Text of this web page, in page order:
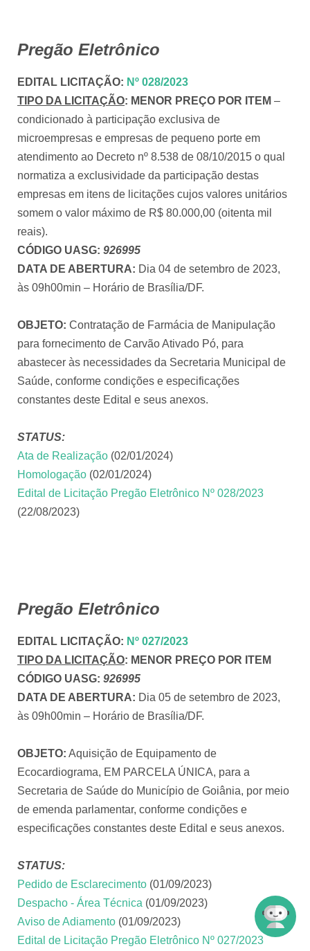
Pregão Eletrônico
EDITAL LICITAÇÃO: Nº 028/2023
TIPO DA LICITAÇÃO: MENOR PREÇO POR ITEM –
condicionado à participação exclusiva de
microempresas e empresas de pequeno porte em
atendimento ao Decreto nº 8.538 de 08/10/2015 o qual
normatiza a exclusividade da participação destas
empresas em itens de licitações cujos valores unitários
somem o valor máximo de R$ 80.000,00 (oitenta mil
reais).
CÓDIGO UASG: 926995
DATA DE ABERTURA: Dia 04 de setembro de 2023,
às 09h00min – Horário de Brasília/DF.
OBJETO: Contratação de Farmácia de Manipulação
para fornecimento de Carvão Ativado Pó, para
abastecer às necessidades da Secretaria Municipal de
Saúde, conforme condições e especificações
constantes deste Edital e seus anexos.
STATUS:
Ata de Realização (02/01/2024)
Homologação (02/01/2024)
Edital de Licitação Pregão Eletrônico Nº 028/2023
(22/08/2023)
Pregão Eletrônico
EDITAL LICITAÇÃO: Nº 027/2023
TIPO DA LICITAÇÃO: MENOR PREÇO POR ITEM
CÓDIGO UASG: 926995
DATA DE ABERTURA: Dia 05 de setembro de 2023,
às 09h00min – Horário de Brasília/DF.
OBJETO: Aquisição de Equipamento de
Ecocardiograma, EM PARCELA ÚNICA, para a
Secretaria de Saúde do Município de Goiânia, por meio
de emenda parlamentar, conforme condições e
especificações constantes deste Edital e seus anexos.
STATUS:
Pedido de Esclarecimento (01/09/2023)
Despacho - Área Técnica (01/09/2023)
Aviso de Adiamento (01/09/2023)
Edital de Licitação Pregão Eletrônico Nº 027/2023